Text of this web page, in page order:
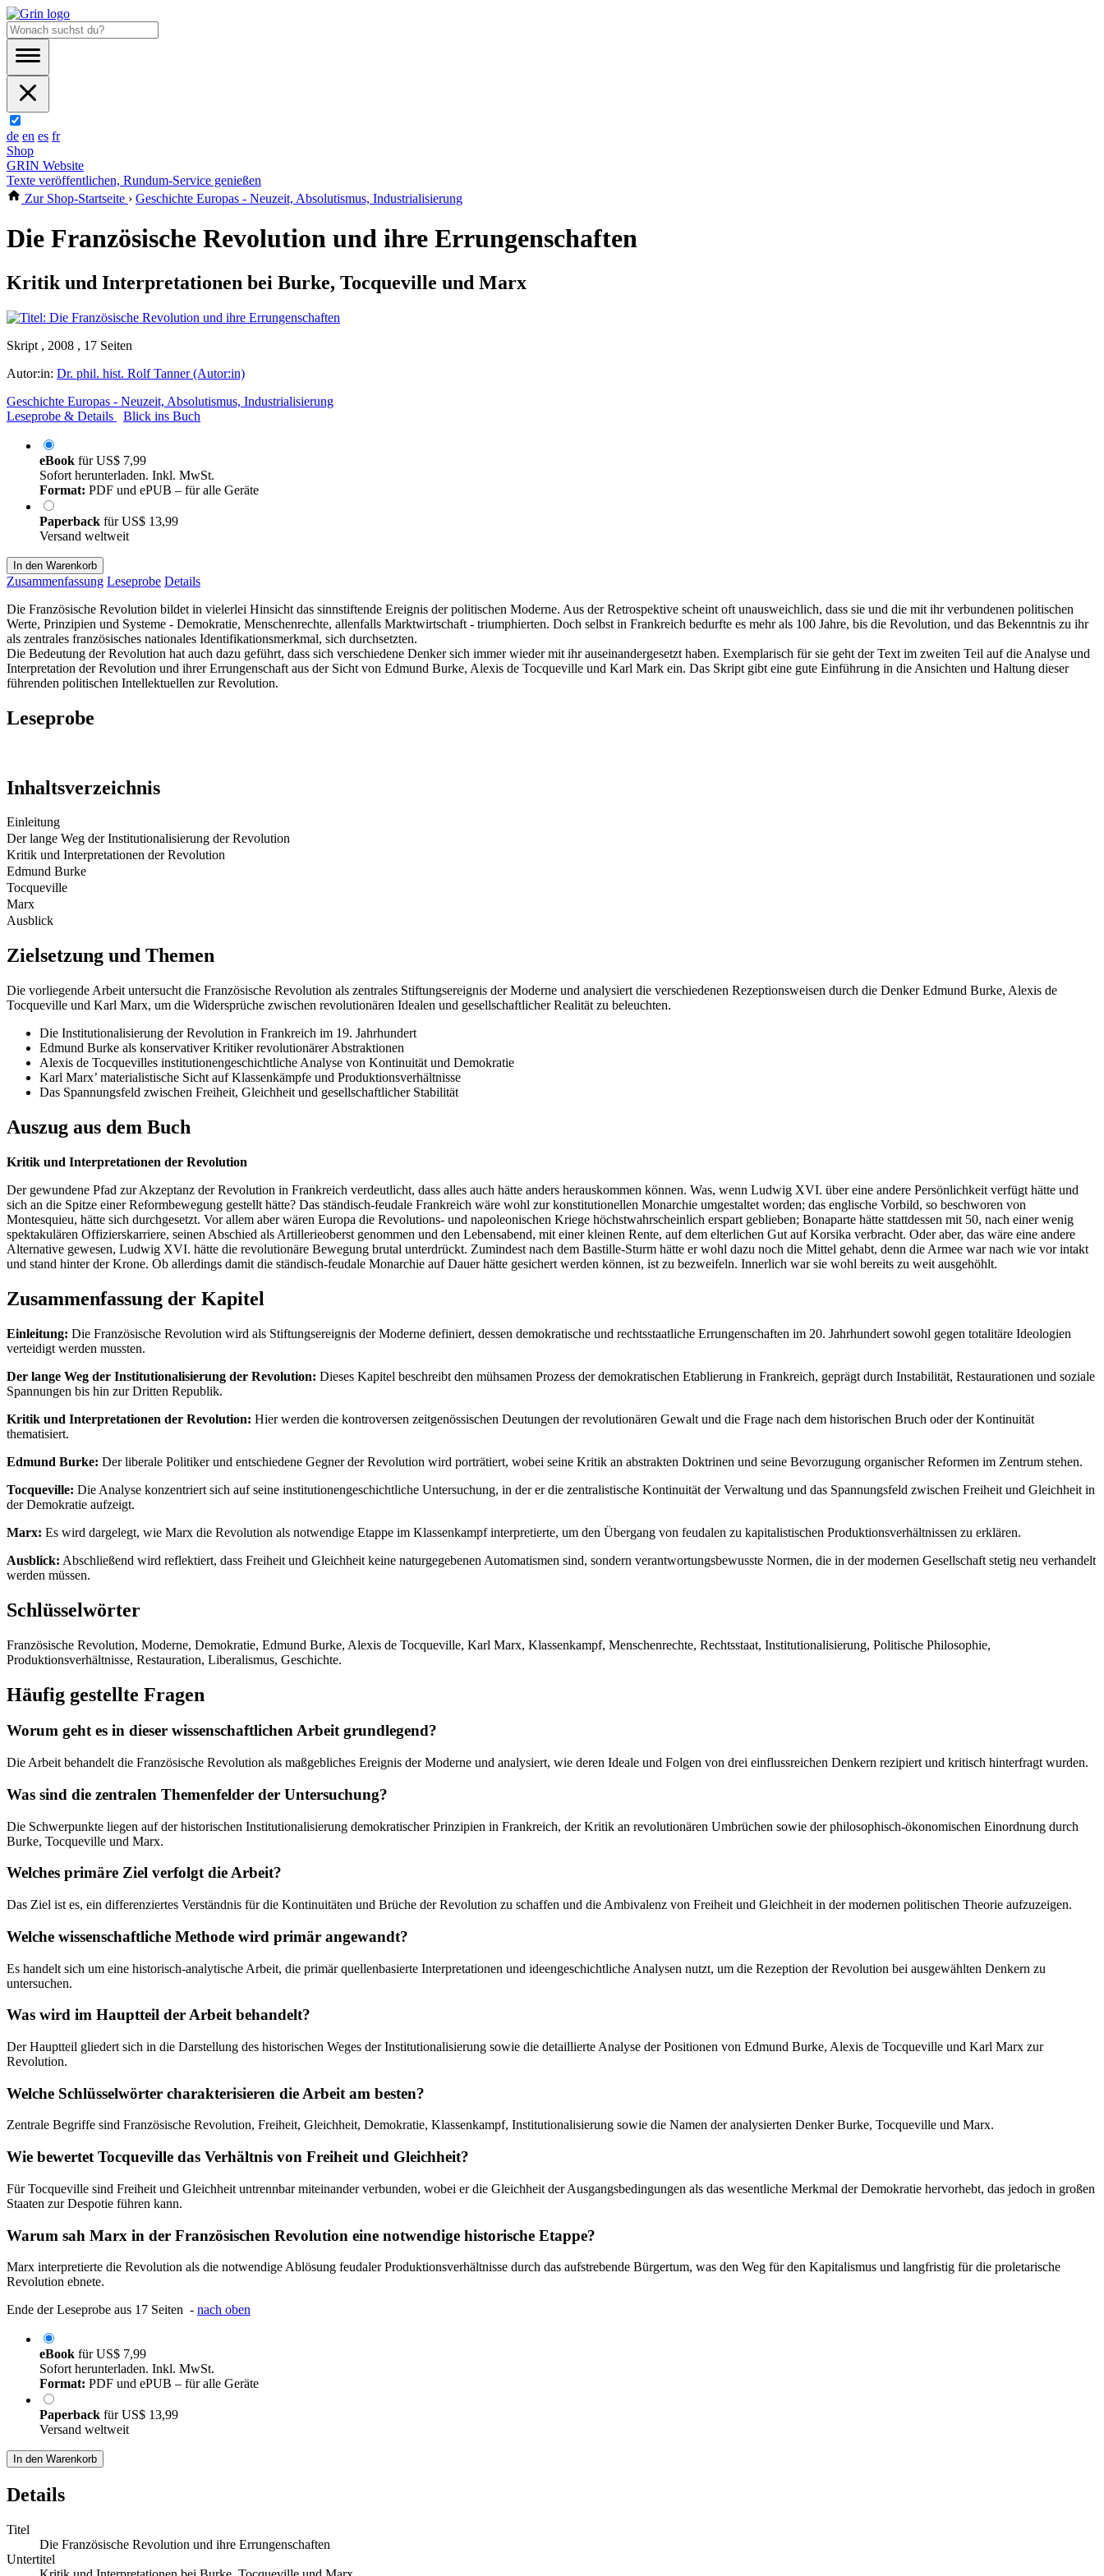
de en es fr
Shop
GRIN Website
Texte veröffentlichen, Rundum-Service genießen
Zur Shop-Startseite › Geschichte Europas - Neuzeit, Absolutismus, Industrialisierung
Die Französische Revolution und ihre Errungenschaften
Kritik und Interpretationen bei Burke, Tocqueville und Marx
Skript , 2008 , 17 Seiten
Autor:in: Dr. phil. hist. Rolf Tanner (Autor:in)
Geschichte Europas - Neuzeit, Absolutismus, Industrialisierung
Leseprobe & Details
Blick ins Buch
eBook fürUS$ 7,99
Sofort herunterladen. Inkl. MwSt.
Format: PDF und ePUB – für alle Geräte
Paperback fürUS$ 13,99
Versand weltweit
In den Warenkorb
Zusammenfassung Leseprobe Details
Die Französische Revolution bildet in vielerlei Hinsicht das sinnstiftende Ereignis der politischen Moderne. Aus der Retrospektive scheint oft unausweichlich, dass sie und die mit ihr verbundenen politischen
Werte, Prinzipien und Systeme - Demokratie, Menschenrechte, allenfalls Marktwirtschaft - triumphierten. Doch selbst in Frankreich bedurfte es mehr als 100 Jahre, bis die Revolution, und das Bekenntnis zu ihr
als zentrales französisches nationales Identifikationsmerkmal, sich durchsetzten.
Die Bedeutung der Revolution hat auch dazu geführt, dass sich verschiedene Denker sich immer wieder mit ihr auseinandergesetzt haben. Exemplarisch für sie geht der Text im zweiten Teil auf die Analyse und
Interpretation der Revolution und ihrer Errungenschaft aus der Sicht von Edmund Burke, Alexis de Tocqueville und Karl Mark ein. Das Skript gibt eine gute Einführung in die Ansichten und Haltung dieser
führenden politischen Intellektuellen zur Revolution.
Leseprobe
Inhaltsverzeichnis
Einleitung
Der lange Weg der Institutionalisierung der Revolution
Kritik und Interpretationen der Revolution
Edmund Burke
Tocqueville
Marx
Ausblick
Zielsetzung und Themen
Die vorliegende Arbeit untersucht die Französische Revolution als zentrales Stiftungsereignis der Moderne und analysiert die verschiedenen Rezeptionsweisen durch die Denker Edmund Burke, Alexis de
Tocqueville und Karl Marx, um die Widersprüche zwischen revolutionären Idealen und gesellschaftlicher Realität zu beleuchten.
Die Institutionalisierung der Revolution in Frankreich im 19. Jahrhundert
Edmund Burke als konservativer Kritiker revolutionärer Abstraktionen
Alexis de Tocquevilles institutionengeschichtliche Analyse von Kontinuität und Demokratie
Karl Marx’ materialistische Sicht auf Klassenkämpfe und Produktionsverhältnisse
Das Spannungsfeld zwischen Freiheit, Gleichheit und gesellschaftlicher Stabilität
Auszug aus dem Buch
Kritik und Interpretationen der Revolution
Der gewundene Pfad zur Akzeptanz der Revolution in Frankreich verdeutlicht, dass alles auch hätte anders herauskommen können. Was, wenn Ludwig XVI. über eine andere Persönlichkeit verfügt hätte und
sich an die Spitze einer Reformbewegung gestellt hätte? Das ständisch-feudale Frankreich wäre wohl zur konstitutionellen Monarchie umgestaltet worden; das englische Vorbild, so beschworen von
Montesquieu, hätte sich durchgesetzt. Vor allem aber wären Europa die Revolutions- und napoleonischen Kriege höchstwahrscheinlich erspart geblieben; Bonaparte hätte stattdessen mit 50, nach einer wenig
spektakulären Offizierskarriere, seinen Abschied als Artillerieoberst genommen und den Lebensabend, mit einer kleinen Rente, auf dem elterlichen Gut auf Korsika verbracht. Oder aber, das wäre eine andere
Alternative gewesen, Ludwig XVI. hätte die revolutionäre Bewegung brutal unterdrückt. Zumindest nach dem Bastille-Sturm hätte er wohl dazu noch die Mittel gehabt, denn die Armee war nach wie vor intakt
und stand hinter der Krone. Ob allerdings damit die ständisch-feudale Monarchie auf Dauer hätte gesichert werden können, ist zu bezweifeln. Innerlich war sie wohl bereits zu weit ausgehöhlt.
Zusammenfassung der Kapitel
Einleitung: Die Französische Revolution wird als Stiftungsereignis der Moderne definiert, dessen demokratische und rechtsstaatliche Errungenschaften im 20. Jahrhundert sowohl gegen totalitäre Ideologien
verteidigt werden mussten.
Der lange Weg der Institutionalisierung der Revolution: Dieses Kapitel beschreibt den mühsamen Prozess der demokratischen Etablierung in Frankreich, geprägt durch Instabilität, Restaurationen und soziale
Spannungen bis hin zur Dritten Republik.
Kritik und Interpretationen der Revolution: Hier werden die kontroversen zeitgenössischen Deutungen der revolutionären Gewalt und die Frage nach dem historischen Bruch oder der Kontinuität
thematisiert.
Edmund Burke: Der liberale Politiker und entschiedene Gegner der Revolution wird porträtiert, wobei seine Kritik an abstrakten Doktrinen und seine Bevorzugung organischer Reformen im Zentrum stehen.
Tocqueville: Die Analyse konzentriert sich auf seine institutionengeschichtliche Untersuchung, in der er die zentralistische Kontinuität der Verwaltung und das Spannungsfeld zwischen Freiheit und Gleichheit in
der Demokratie aufzeigt.
Marx: Es wird dargelegt, wie Marx die Revolution als notwendige Etappe im Klassenkampf interpretierte, um den Übergang von feudalen zu kapitalistischen Produktionsverhältnissen zu erklären.
Ausblick: Abschließend wird reflektiert, dass Freiheit und Gleichheit keine naturgegebenen Automatismen sind, sondern verantwortungsbewusste Normen, die in der modernen Gesellschaft stetig neu verhandelt
werden müssen.
Schlüsselwörter
Französische Revolution, Moderne, Demokratie, Edmund Burke, Alexis de Tocqueville, Karl Marx, Klassenkampf, Menschenrechte, Rechtsstaat, Institutionalisierung, Politische Philosophie,
Produktionsverhältnisse, Restauration, Liberalismus, Geschichte.
Häufig gestellte Fragen
Worum geht es in dieser wissenschaftlichen Arbeit grundlegend?
Die Arbeit behandelt die Französische Revolution als maßgebliches Ereignis der Moderne und analysiert, wie deren Ideale und Folgen von drei einflussreichen Denkern rezipiert und kritisch hinterfragt wurden.
Was sind die zentralen Themenfelder der Untersuchung?
Die Schwerpunkte liegen auf der historischen Institutionalisierung demokratischer Prinzipien in Frankreich, der Kritik an revolutionären Umbrüchen sowie der philosophisch-ökonomischen Einordnung durch
Burke, Tocqueville und Marx.
Welches primäre Ziel verfolgt die Arbeit?
Das Ziel ist es, ein differenziertes Verständnis für die Kontinuitäten und Brüche der Revolution zu schaffen und die Ambivalenz von Freiheit und Gleichheit in der modernen politischen Theorie aufzuzeigen.
Welche wissenschaftliche Methode wird primär angewandt?
Es handelt sich um eine historisch-analytische Arbeit, die primär quellenbasierte Interpretationen und ideengeschichtliche Analysen nutzt, um die Rezeption der Revolution bei ausgewählten Denkern zu
untersuchen.
Was wird im Hauptteil der Arbeit behandelt?
Der Hauptteil gliedert sich in die Darstellung des historischen Weges der Institutionalisierung sowie die detaillierte Analyse der Positionen von Edmund Burke, Alexis de Tocqueville und Karl Marx zur
Revolution.
Welche Schlüsselwörter charakterisieren die Arbeit am besten?
Zentrale Begriffe sind Französische Revolution, Freiheit, Gleichheit, Demokratie, Klassenkampf, Institutionalisierung sowie die Namen der analysierten Denker Burke, Tocqueville und Marx.
Wie bewertet Tocqueville das Verhältnis von Freiheit und Gleichheit?
Für Tocqueville sind Freiheit und Gleichheit untrennbar miteinander verbunden, wobei er die Gleichheit der Ausgangsbedingungen als das wesentliche Merkmal der Demokratie hervorhebt, das jedoch in großen
Staaten zur Despotie führen kann.
Warum sah Marx in der Französischen Revolution eine notwendige historische Etappe?
Marx interpretierte die Revolution als die notwendige Ablösung feudaler Produktionsverhältnisse durch das aufstrebende Bürgertum, was den Weg für den Kapitalismus und langfristig für die proletarische
Revolution ebnete.
Ende der Leseprobe aus 17 Seiten - nach oben
eBook fürUS$ 7,99
Sofort herunterladen. Inkl. MwSt.
Format: PDF und ePUB – für alle Geräte
Paperback fürUS$ 13,99
Versand weltweit
In den Warenkorb
Details
Titel
Die Französische Revolution und ihre Errungenschaften
Untertitel